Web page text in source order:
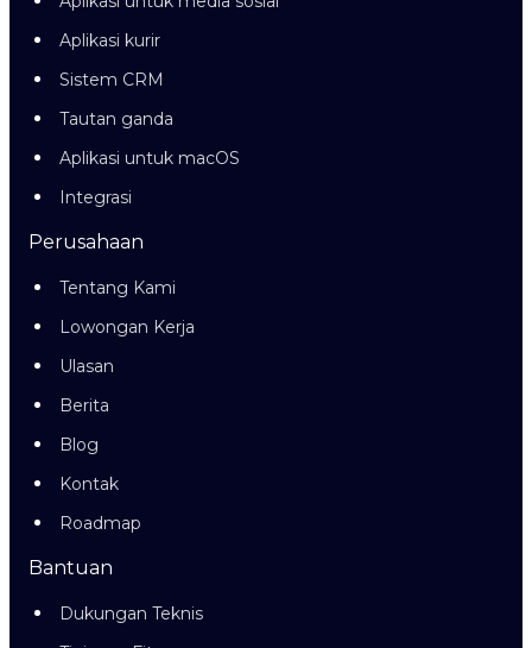
Aplikasi kurir
Sistem CRM
Tautan ganda
Aplikasi untuk macOS
Integrasi
Perusahaan
Tentang Kami
Lowongan Kerja
Ulasan
Berita
Blog
Kontak
Roadmap
Bantuan
Dukungan Teknis